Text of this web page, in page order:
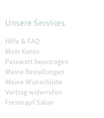
Unsere Services
Hilfe & FAQ
Mein Konto
Passwort beantragen
Meine Bestellungen
Meine Wunschliste
Vertrag widerrufen
Fressnapf Salon